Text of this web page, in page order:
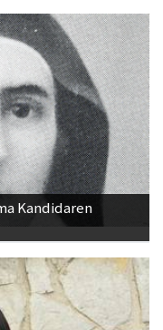
Kandidaren